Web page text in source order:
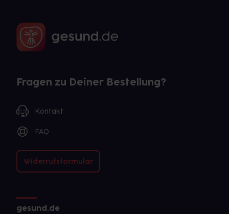
Fragen zu Deiner Bestellung?
Kontakt
FAQ
Widerrufsformular
gesund.de